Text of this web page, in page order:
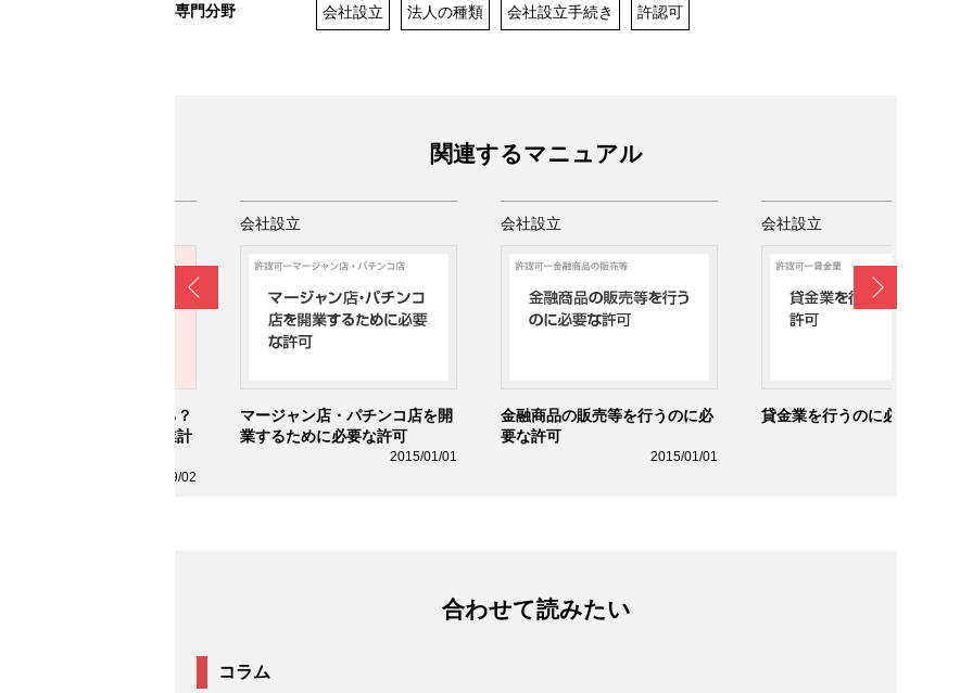
専門分野 会社設立 法人の種類 会社設立手続き 許認可
関連するマニュアル
したい！何からはじめる？
資金はいくら必要？事業計
2022/09/02
会社設立
マージャン店・パチンコ店を開
業するために必要な許可
2015/01/01
会社設立
金融商品の販売等を行うのに必
要な許可
2015/01/01
会社設立
貸金業を行うのに必要な許可
合わせて読みたい
コラム